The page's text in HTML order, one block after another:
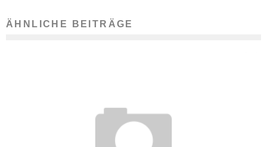
ÄHNLICHE BEITRÄGE